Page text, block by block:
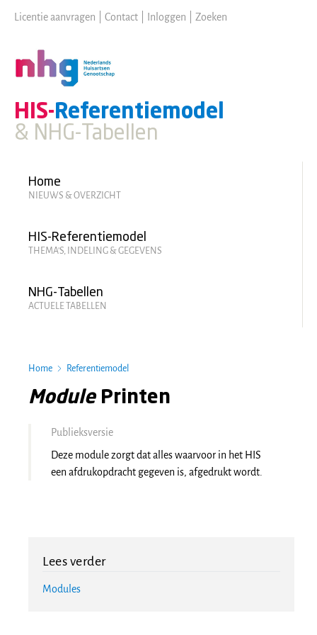
content
Licentie aanvragen Contact Inloggen Zoeken
HIS-Referentiemodel
& NHG-Tabellen
Home
NIEUWS & OVERZICHT
HIS-Referentiemodel
THEMA'S, INDELING & GEGEVENS
NHG-Tabellen
ACTUELE TABELLEN
Home Referentiemodel
Module Printen
Publieksversie
Deze module zorgt dat alles waarvoor in het HIS
een afdrukopdracht gegeven is, afgedrukt wordt.
Lees verder
Modules